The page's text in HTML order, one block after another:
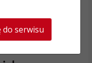
do serwisu